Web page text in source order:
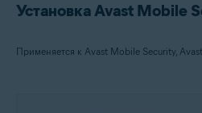
Установка Avast Mobile